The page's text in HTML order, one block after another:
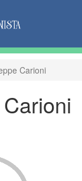
Carioni